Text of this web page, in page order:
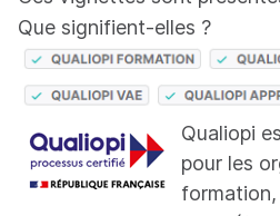
Que signifient-elles ?
Qualiopi
pour les